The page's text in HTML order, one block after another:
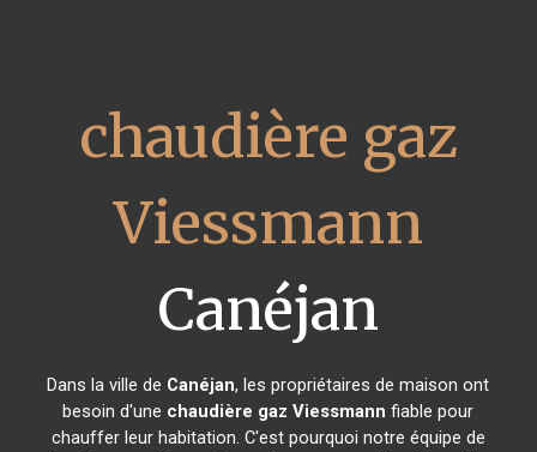
chaudière gaz
Viessmann
Canéjan
Dans la ville de Canéjan, les propriétaires de maison ont
besoin d'une chaudière gaz Viessmann fiable pour
chauffer leur habitation. C'est pourquoi notre équipe de